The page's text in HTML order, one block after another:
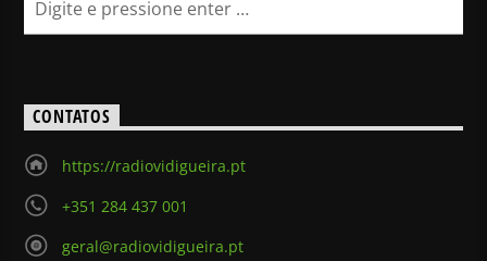
CONTATOS
https://radiovidigueira.pt
+351 284 437 001
geral@radiovidigueira.pt